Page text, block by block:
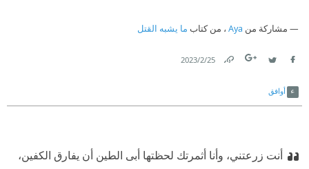
مشاركة من Aya ، من كتاب ما يشبه القتل
25‏/2‏/2023
أوافق
أنت زرعتني، وأنا أثمرتك ‫ لحظتها أبى الطين أن يفارق الكفين،